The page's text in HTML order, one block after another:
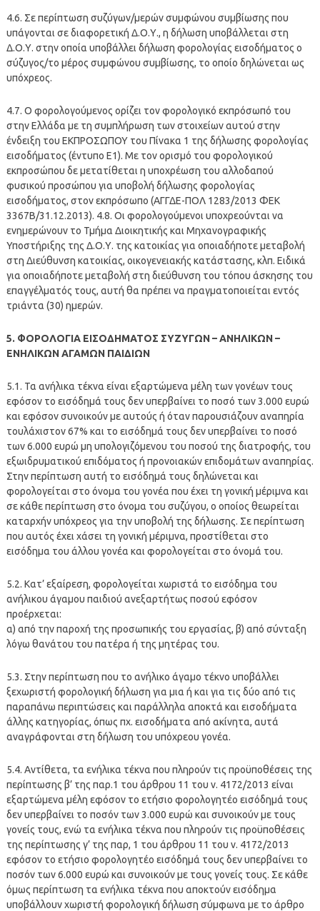
4.6. Σε περίπτωση συζύγων/μερών συμφώνου συμβίωσης που
υπάγονται σε διαφορετική Δ.Ο.Υ., η δήλωση υποβάλλεται στη
Δ.Ο.Υ. στην οποία υποβάλλει δήλωση φορολογίας εισοδήματος ο
σύζυγος/το μέρος συμφώνου συμβίωσης, το οποίο δηλώνεται ως
υπόχρεος.
4.7. Ο φορολογούμενος ορίζει τον φορολογικό εκπρόσωπό του
στην Ελλάδα με τη συμπλήρωση των στοιχείων αυτού στην
ένδειξη του ΕΚΠΡΟΣΩΠΟΥ του Πίνακα 1 της δήλωσης φορολογίας
εισοδήματος (έντυπο Ε1). Με τον ορισμό του φορολογικού
εκπροσώπου δε μετατίθεται η υποχρέωση του αλλοδαπού
φυσικού προσώπου για υποβολή δήλωσης φορολογίας
εισοδήματος, στον εκπρόσωπο (ΑΓΓΔΕ-ΠΟΛ 1283/2013 ΦΕΚ
3367Β/31.12.2013). 4.8. Οι φορολογούμενοι υποχρεούνται να
ενημερώνουν το Τμήμα Διοικητικής και Μηχανογραφικής
Υποστήριξης της Δ.Ο.Υ. της κατοικίας για οποιαδήποτε μεταβολή
στη Διεύθυνση κατοικίας, οικογενειακής κατάστασης, κλπ. Ειδικά
για οποιαδήποτε μεταβολή στη διεύθυνση του τόπου άσκησης του
επαγγέλματός τους, αυτή θα πρέπει να πραγματοποιείται εντός
τριάντα (30) ημερών.
5. ΦΟΡΟΛΟΓΙΑ ΕΙΣΟΔΗΜΑΤΟΣ ΣΥΖΥΓΩΝ – ΑΝΗΛΙΚΩΝ –
ΕΝΗΛΙΚΩΝ ΑΓΑΜΩΝ ΠΑΙΔΙΩΝ
5.1. Τα ανήλικα τέκνα είναι εξαρτώμενα μέλη των γονέων τους
εφόσον το εισόδημά τους δεν υπερβαίνει το ποσό των 3.000 ευρώ
και εφόσον συνοικούν με αυτούς ή όταν παρουσιάζουν αναπηρία
τουλάχιστον 67% και το εισόδημά τους δεν υπερβαίνει το ποσό
των 6.000 ευρώ μη υπολογιζόμενου του ποσού της διατροφής, του
εξωιδρυματικού επιδόματος ή προνοιακών επιδομάτων αναπηρίας.
Στην περίπτωση αυτή το εισόδημά τους δηλώνεται και
φορολογείται στο όνομα του γονέα που έχει τη γονική μέριμνα και
σε κάθε περίπτωση στο όνομα του συζύγου, ο οποίος θεωρείται
καταρχήν υπόχρεος για την υποβολή της δήλωσης. Σε περίπτωση
που αυτός έχει χάσει τη γονική μέριμνα, προστίθεται στο
εισόδημα του άλλου γονέα και φορολογείται στο όνομά του.
5.2. Κατ’ εξαίρεση, φορολογείται χωριστά το εισόδημα του
ανήλικου άγαμου παιδιού ανεξαρτήτως ποσού εφόσον
προέρχεται:
α) από την παροχή της προσωπικής του εργασίας, β) από σύνταξη
λόγω θανάτου του πατέρα ή της μητέρας του.
5.3. Στην περίπτωση που το ανήλικο άγαμο τέκνο υποβάλλει
ξεχωριστή φορολογική δήλωση για μια ή και για τις δύο από τις
παραπάνω περιπτώσεις και παράλληλα αποκτά και εισοδήματα
άλλης κατηγορίας, όπως πχ. εισοδήματα από ακίνητα, αυτά
αναγράφονται στη δήλωση του υπόχρεου γονέα.
5.4. Αντίθετα, τα ενήλικα τέκνα που πληρούν τις προϋποθέσεις της
περίπτωσης β’ της παρ.1 του άρθρου 11 του ν. 4172/2013 είναι
εξαρτώμενα μέλη εφόσον το ετήσιο φορολογητέο εισόδημά τους
δεν υπερβαίνει το ποσόν των 3.000 ευρώ και συνοικούν με τους
γονείς τους, ενώ τα ενήλικα τέκνα που πληρούν τις προϋποθέσεις
της περίπτωσης γ’ της παρ, 1 του άρθρου 11 του ν. 4172/2013
εφόσον το ετήσιο φορολογητέο εισόδημά τους δεν υπερβαίνει το
ποσόν των 6.000 ευρώ και συνοικούν με τους γονείς τους. Σε κάθε
όμως περίπτωση τα ενήλικα τέκνα που αποκτούν εισόδημα
υποβάλλουν χωριστή φορολογική δήλωση σύμφωνα με το άρθρο